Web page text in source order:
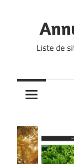
content
Liste de